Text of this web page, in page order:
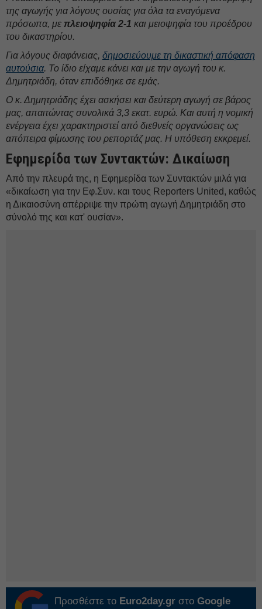
της αγωγής για λόγους ουσίας για όλα τα εναγόμενα
πρόσωπα, με πλειοψηφία 2-1 και μειοψηφία του προέδρου
του δικαστηρίου.
Για λόγους διαφάνειας, δημοσιεύουμε τη δικαστική απόφαση
αυτούσια. Το ίδιο είχαμε κάνει και με την αγωγή του κ.
Δημητριάδη, όταν επιδόθηκε σε εμάς.
Ο κ. Δημητριάδης έχει ασκήσει και δεύτερη αγωγή σε βάρος
μας, απαιτώντας συνολικά 3,3 εκατ. ευρώ. Και αυτή η νομική
ενέργεια έχει χαρακτηριστεί από διεθνείς οργανώσεις ως
απόπειρα φίμωσης του ρεπορτάζ μας. Η υπόθεση εκκρεμεί.
Εφημερίδα των Συντακτών: Δικαίωση
Από την πλευρά της, η Εφημερίδα των Συντακτών μιλά για
«δικαίωση για την Εφ.Συν. και τους Reporters United, καθώς
η Δικαιοσύνη απέρριψε την πρώτη αγωγή Δημητριάδη στο
σύνολό της και κατ' ουσίαν».
Προσθέστε το Euro2day.gr στο Google